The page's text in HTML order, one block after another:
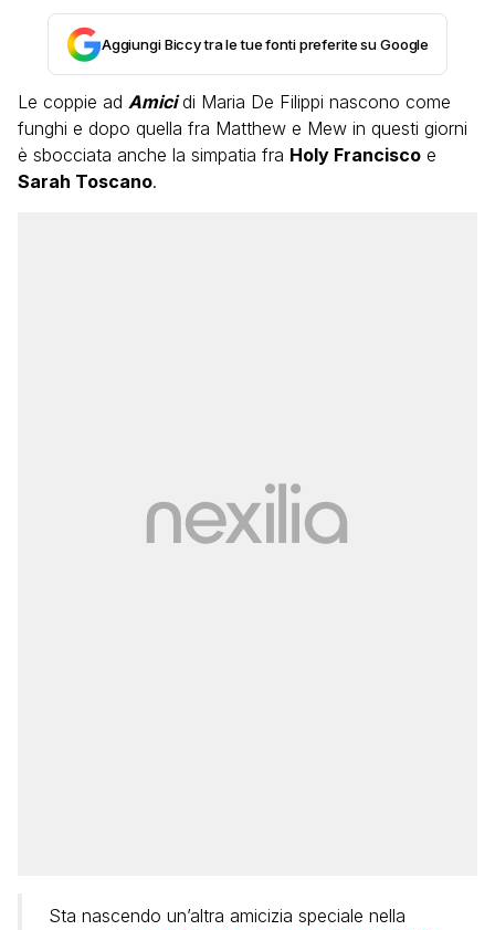
Aggiungi Biccy tra le tue fonti preferite su Google
Le coppie ad Amicidi Maria De Filippi nascono come
funghi e dopo quella fra Matthew e Mew in questi giorni
è sbocciata anche la simpatia fra Holy Francisco e
Sarah Toscano.
Sta nascendo un’altra amicizia speciale nella